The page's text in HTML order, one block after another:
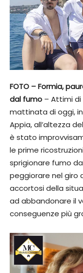
FOTO – Formia,
dal fumo – Attimi
mattinata di oggi,
Appia, all’altezza
è stato
le prime
sprigionare fumo
peggiorare nel giro
accortosi della
ad abbandonare il
conseguenze più